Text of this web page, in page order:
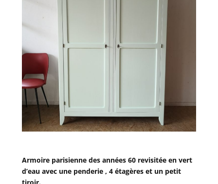
Armoire parisienne des années 60 revisitée en vert
d’eau avec une penderie , 4 étagères et un petit